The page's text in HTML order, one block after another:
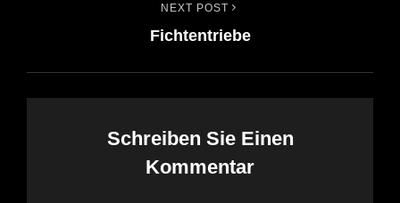
NEXT POST
Fichtentriebe
Schreiben Sie Einen
Kommentar